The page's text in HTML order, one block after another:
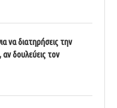
να διατηρήσεις την
αν δουλεύεις τον